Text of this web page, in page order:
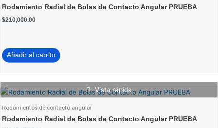
Rodamiento Radial de Bolas de Contacto Angular PRUEBA
$210,000.00
Añadir al carrito
Vista rápida
Rodamientos de contacto angular
Rodamiento Radial de Bolas de Contacto Angular PRUEBA